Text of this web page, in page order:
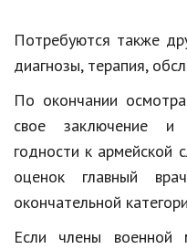
Потребуются также
диагнозы, терапия,
По окончании
свое заключение и
годности к армейской
оценок главный
окончательной
Если члены военной